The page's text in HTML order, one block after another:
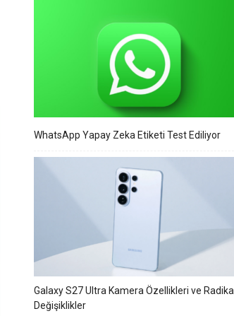
WhatsApp Yapay Zeka Etiketi Test Ediliyor
Galaxy S27 Ultra Kamera Özellikleri ve Radikal
Değişiklikler